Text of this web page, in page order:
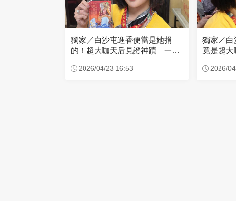
獨家／白沙屯進香便當是她捐
的！超大咖天后見證神蹟 一靠
2026/04/23 16:53
獨家／白
竟是超
2026/